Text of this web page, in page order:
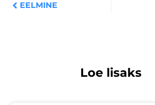
EELMINE
Loe lisaks